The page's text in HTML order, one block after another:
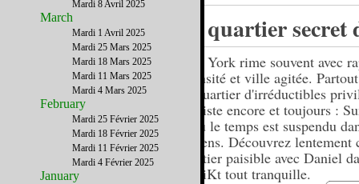
Le quartier secret
New York rime souvent avec
intensité et ville agitée.
un quartier d'irréductibles
subsiste encore et toujours :
là où le temps est suspendu
Queens. Découvrez lentement
quartier paisible avec Daniel
distriKt tout tranquille.
Mardi 8 Avril 2025
March
Mardi 1 Avril 2025
Mardi 25 Mars 2025
Mardi 18 Mars 2025
Mardi 11 Mars 2025
Mardi 4 Mars 2025
February
Mardi 25 Février 2025
Mardi 18 Février 2025
Mardi 11 Février 2025
Mardi 4 Février 2025
January